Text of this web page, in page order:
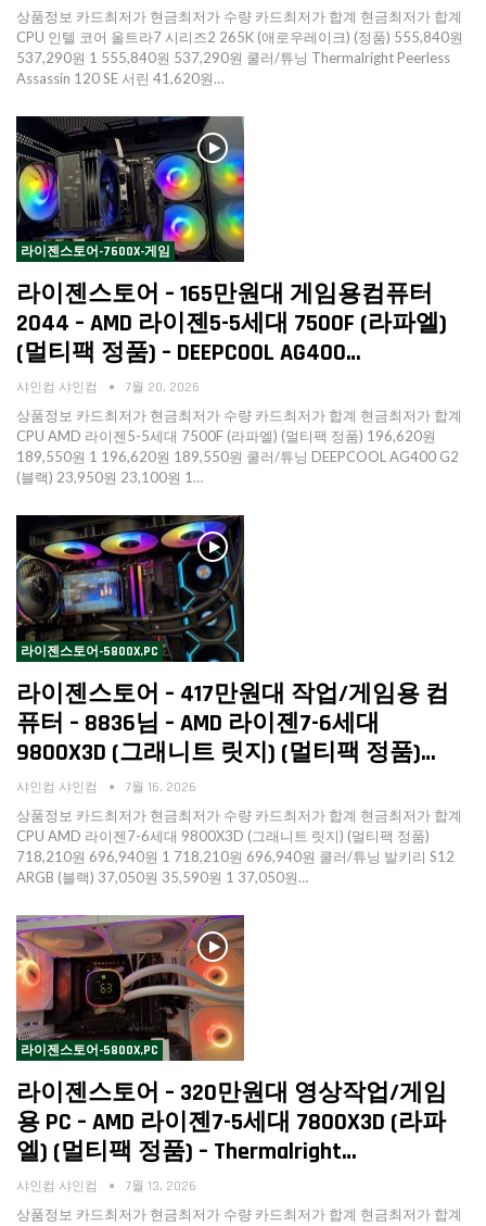
상품정보 카드최저가 현금최저가 수량 카드최저가 합계 현금최저가 합계
CPU 인텔 코어 울트라7 시리즈2 265K (애로우레이크) (정품) 555,840원
537,290원 1 555,840원 537,290원 쿨러/튜닝 Thermalright Peerless
Assassin 120 SE 서린 41,620원…
라이젠스토어-7600X-게임
라이젠스토어 – 165만원대 게임용컴퓨터
2044 – AMD 라이젠5-5세대 7500F (라파엘)
(멀티팩 정품) – DEEPCOOL AG400…
샤인컴 샤인컴 7월 20, 2026
상품정보 카드최저가 현금최저가 수량 카드최저가 합계 현금최저가 합계
CPU AMD 라이젠5-5세대 7500F (라파엘) (멀티팩 정품) 196,620원
189,550원 1 196,620원 189,550원 쿨러/튜닝 DEEPCOOL AG400 G2
(블랙) 23,950원 23,100원 1…
라이젠스토어-5800X,PC
라이젠스토어 – 417만원대 작업/게임용 컴
퓨터 – 8836님 – AMD 라이젠7-6세대
9800X3D (그래니트 릿지) (멀티팩 정품)…
샤인컴 샤인컴 7월 16, 2026
상품정보 카드최저가 현금최저가 수량 카드최저가 합계 현금최저가 합계
CPU AMD 라이젠7-6세대 9800X3D (그래니트 릿지) (멀티팩 정품)
718,210원 696,940원 1 718,210원 696,940원 쿨러/튜닝 발키리 S12
ARGB (블랙) 37,050원 35,590원 1 37,050원…
라이젠스토어-5800X,PC
라이젠스토어 – 320만원대 영상작업/게임
용 PC – AMD 라이젠7-5세대 7800X3D (라파
엘) (멀티팩 정품) – Thermalright…
샤인컴 샤인컴 7월 13, 2026
상품정보 카드최저가 현금최저가 수량 카드최저가 합계 현금최저가 합계